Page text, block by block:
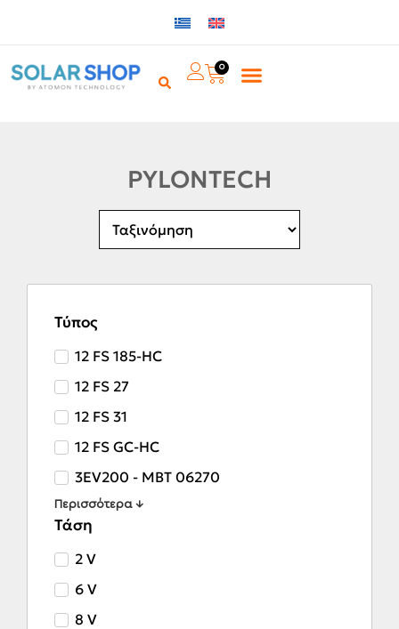
0
PYLONTECH
Τύπος
12 FS 185-HC
12 FS 27
12 FS 31
12 FS GC-HC
3EV200 - MBT 06270
Περισσότερα ↓
Τάση
2 V
6 V
8 V